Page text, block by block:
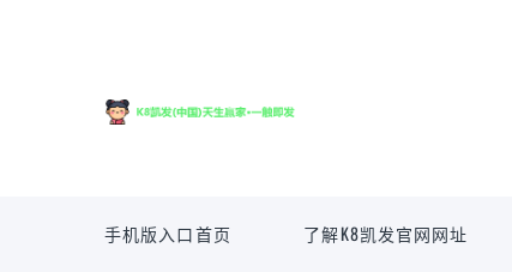
手机版入口首页 了解K8凯发官网网址